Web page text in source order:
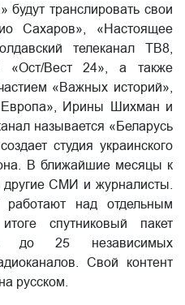
транслировать свои
Сахаров», «Настоящее
телеканал ТВ8,
«Ост/Вест 24», а также
«Важных историй»,
Европа», Ирины Шихман и
называется «Беларусь
студия украинского
В ближайшие месяцы к
СМИ и журналисты.
работают над отдельным
спутниковый пакет
до 25 независимых
Свой контент
русском.